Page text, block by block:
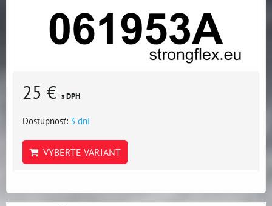
25 € s DPH
Dostupnosť: 3 dni
VYBERTE VARIANT